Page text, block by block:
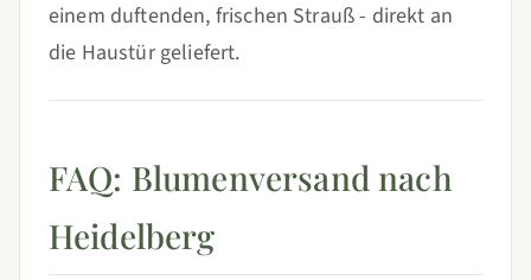
einem duftenden, frischen Strauß - direkt an
die Haustür geliefert.
FAQ: Blumenversand nach
Heidelberg